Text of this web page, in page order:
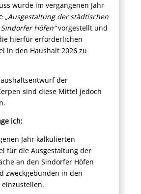
wurde im vergangenen Jahr
„Ausgestaltung der städtischen
Höfen“vorgestellt und
hierfür erforderlichen
in den Haushalt 2026 zu
der
sind diese Mittel jedoch
ich:
Jahr kalkulierten
für die Ausgestaltung der
an den Sindorfer Höfen
zweckgebunden in den
einzustellen.